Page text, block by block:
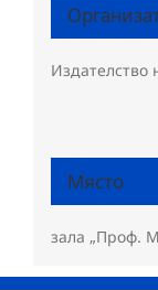
Издателство
Място
зала „Проф.